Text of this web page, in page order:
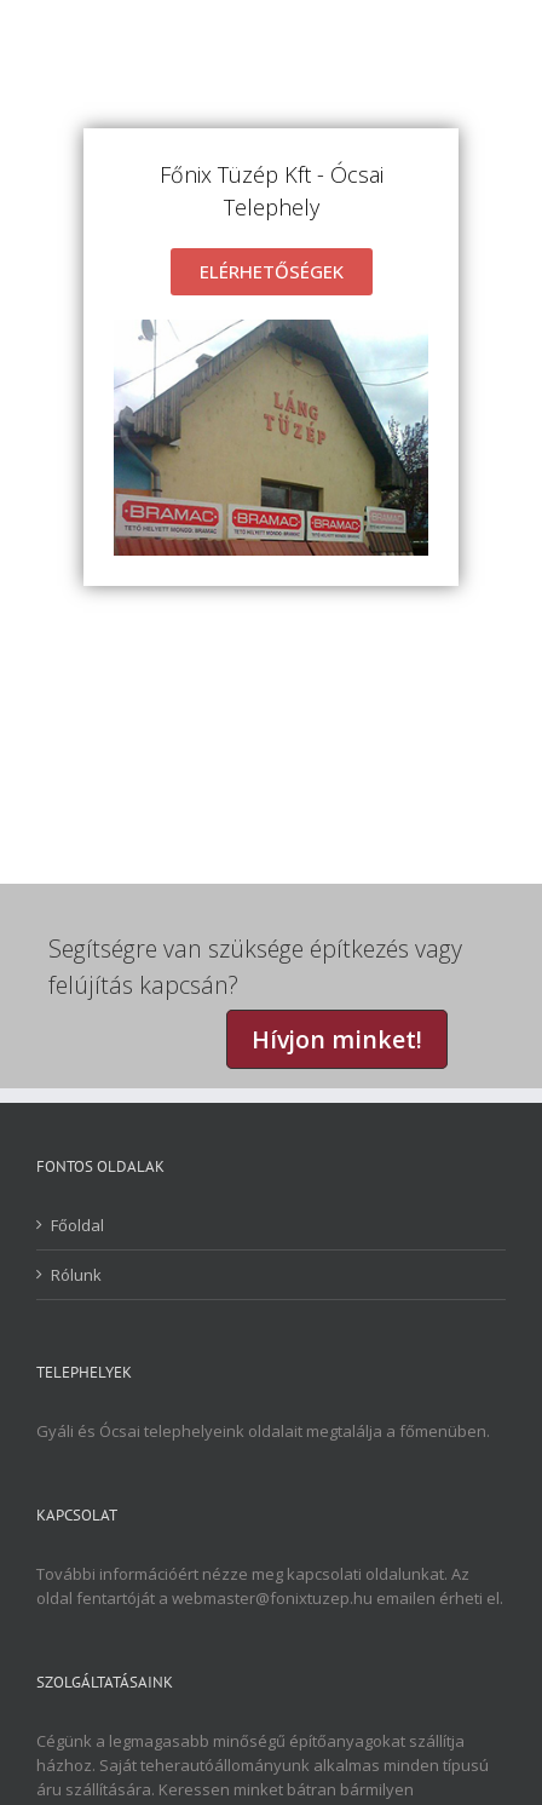
Főnix Tüzép Kft - Ócsai
Telephely
ELÉRHETŐSÉGEK
Segítségre van szüksége építkezés vagy
felújítás kapcsán?
Hívjon minket!
FONTOS OLDALAK
Főoldal
Rólunk
TELEPHELYEK
Gyáli és Ócsai telephelyeink oldalait megtalálja a főmenüben.
KAPCSOLAT
További információért nézze meg kapcsolati oldalunkat. Az
oldal fentartóját a webmaster@fonixtuzep.hu emailen érheti el.
SZOLGÁLTATÁSAINK
Cégünk a legmagasabb minőségű építőanyagokat szállítja
házhoz. Saját teherautóállományunk alkalmas minden típusú
áru szállítására. Keressen minket bátran bármilyen